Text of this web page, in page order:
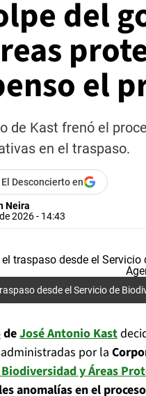
del
el
de Kast frenó el
en el traspaso.
Desconcierto en
Neira
2026 - 14:43
desde el Servicio de
deJosé Antonio Kast
administradas por la
y Áreas
anomalías en el